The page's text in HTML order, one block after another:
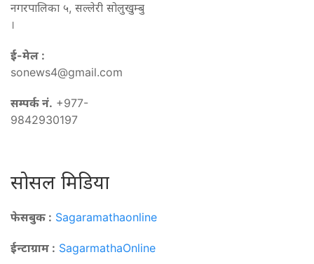
नगरपालिका ५, सल्लेरी सोलुखुम्बु
।
ई-मेल :
sonews4@gmail.com
सम्पर्क नं. +977-
9842930197
सोसल मिडिया
फेसबुक : Sagaramathaonline
ईन्टाग्राम : SagarmathaOnline